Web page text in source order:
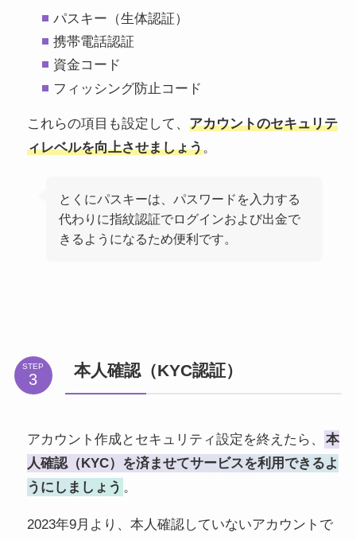
パスキー（生体認証）
携帯電話認証
資金コード
フィッシング防止コード
これらの項目も設定して、 アカウントのセキュリテ
ィレベルを向上させましょう。
とくにパスキーは、パスワードを入力する
代わりに指紋認証でログインおよび出金で
きるようになるため便利です。
STEP 本人確認（KYC認証）
アカウント作成とセキュリティ設定を終えたら、
本
人確認（KYC）を済ませてサービスを利用できるよ
うにしましょう 。
2023年9月より、本人確認していないアカウントで